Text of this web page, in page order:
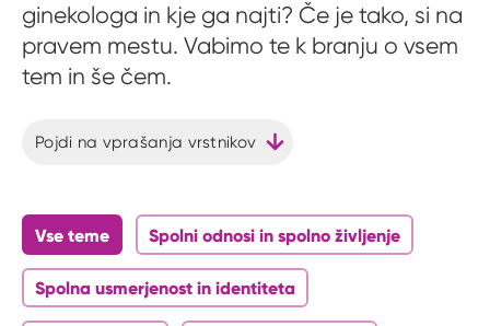
ginekologa in kje ga najti? Če je tako, si na
pravem mestu. Vabimo te k branju o vsem
tem in še čem.
Pojdi na vprašanja vrstnikov
Vse teme Spolni odnosi in spolno življenje
Spolna usmerjenost in identiteta